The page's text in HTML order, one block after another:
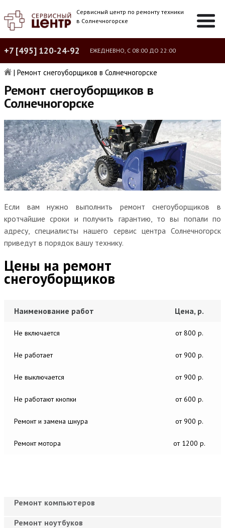
Сервисный центр по ремонту техники
в Солнечногорске
+7 [495] 120-24-92 ЕЖЕДНЕВНО, С 08:00 ДО 22:00
| Ремонт снегоуборщиков в Солнечногорске
Ремонт снегоуборщиков в
Солнечногорске
Если вам нужно выполнить ремонт снегоуборщиков в
кротчайшие сроки и получить гарантию, то вы попали по
адресу, специалисты нашего сервис центра Солнечногорск
приведут в порядок вашу технику.
Цены на ремонт
снегоуборщиков
Наименование работ Цена, р.
Не включается от 800 р.
Не работает от 900 р.
Не выключается от 900 р.
Не работают кнопки от 600 р.
Ремонт и замена шнура от 900 р.
Ремонт мотора от 1200 р.
Ремонт компьютеров
Ремонт ноутбуков